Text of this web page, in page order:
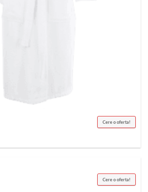
Cere o oferta!
Cere o oferta!